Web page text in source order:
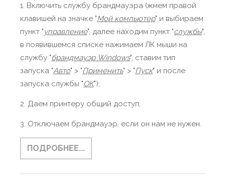
1. Включить службу брандмауэра (жмем правой
клавишей на значке "Мой компьютер" и выбираем
пункт "управление", далее находим пункт "службы",
в появившемся списке нажимаем ЛК мыши на
службу "брандмауэр Windows", ставим тип
запуска "Авто" > "Применить" > "Пуск" и после
запуска службы "ОК");
2. Даем принтеру общий доступ;
3. Отключаем брандмауэр, если он нам не нужен.
ПОДРОБНЕЕ...